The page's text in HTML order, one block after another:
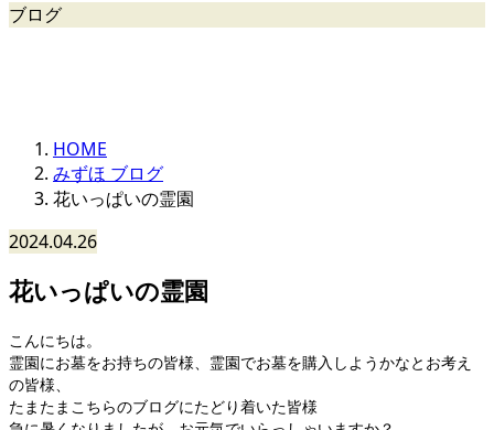
ブログ
HOME
みずほ ブログ
花いっぱいの霊園
2024.04.26
花いっぱいの霊園
こんにちは。
霊園にお墓をお持ちの皆様、霊園でお墓を購入しようかなとお考え
の皆様、
たまたまこちらのブログにたどり着いた皆様